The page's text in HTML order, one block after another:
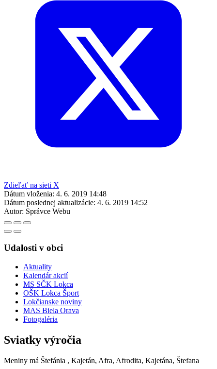
Zdieľať na sieti X
Dátum vloženia: 4. 6. 2019 14:48
Dátum poslednej aktualizácie: 4. 6. 2019 14:52
Autor: Správce Webu
Udalosti v obci
Aktuality
Kalendár akcií
MS SČK Lokca
OŠK Lokca Šport
Lokčianske noviny
MAS Biela Orava
Fotogaléria
Sviatky výročia
Meniny má Štefánia , Kajetán, Afra, Afrodita, Kajetána, Štefana